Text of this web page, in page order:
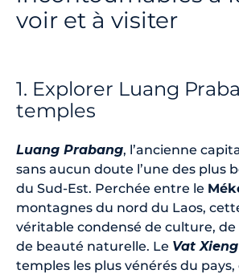
voir et à visiter
1. Explorer Luang
temples
Luang Prabang, l’ancienne
sans aucun doute l’une des plus
du Sud-Est. Perchée entre le
montagnes du nord du Laos,
véritable condensé de culture,
de beauté naturelle. Le Vat
temples les plus vénérés du pays,